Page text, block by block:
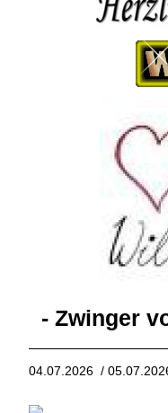
- Zwinger
04.07.2026 /